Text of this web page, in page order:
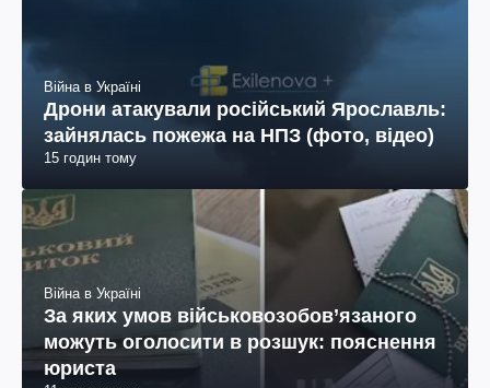
Війна в Україні
Дрони атакували російський Ярославль:
зайнялась пожежа на НПЗ (фото, відео)
15 годин тому
Війна в Україні
За яких умов військовозобов’язаного
можуть оголосити в розшук: пояснення
юриста